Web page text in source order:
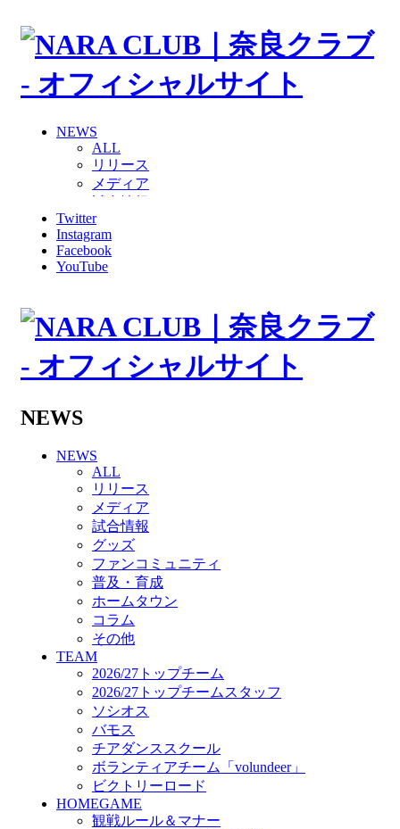
NEWS
ALL
リリース
メディア
グッズ
ファンコミュニティ
普及・育成
ホームタウン
その他
TEAM
2026/27トップチームスタッフ
ビクトリーロード
HOMEGAME
観戦ルール＆マナー
ホームゲーム運営管理規定
Jリーグ運営管理規定
写真・動画使用ガイドライン
ロートフィールド奈良
SCHEDULE
2026/27
練習見学時のファンサービスについて
TICKET
奈良クラブ明治安田J3リーグ2026/27シーズン
試合観戦チケット
奈良クラブ明治安田Ｊ3リーグ 2026/27シーズ
ン「鹿パス」
観戦ルール＆マナー
FANCOMMUNITY
2026/27ファンコミュニティ
サポートショップ
GOODS
オフィシャルストア（実店舗）
Twitter
Instagram
Facebook
YouTube
NEWS
NEWS
ALL
リリース
メディア
試合情報
グッズ
ファンコミュニティ
普及・育成
ホームタウン
コラム
その他
TEAM
2026/27トップチーム
2026/27トップチームスタッフ
ソシオス
バモス
チアダンススクール
ボランティアチーム「volundeer」
ビクトリーロード
HOMEGAME
観戦ルール＆マナー